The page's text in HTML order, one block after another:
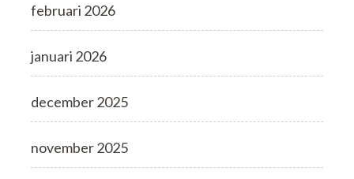
februari 2026
januari 2026
december 2025
november 2025